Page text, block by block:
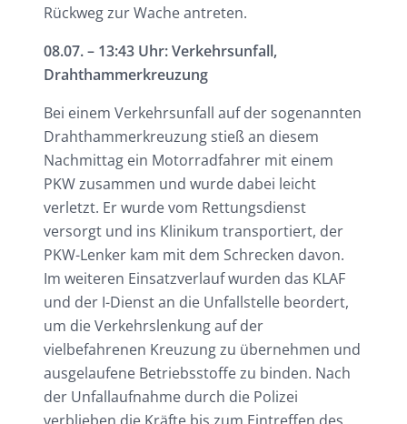
Rückweg zur Wache antreten.
08.07. – 13:43 Uhr: Verkehrsunfall,
Drahthammerkreuzung
Bei einem Verkehrsunfall auf der sogenannten
Drahthammerkreuzung stieß an diesem
Nachmittag ein Motorradfahrer mit einem
PKW zusammen und wurde dabei leicht
verletzt. Er wurde vom Rettungsdienst
versorgt und ins Klinikum transportiert, der
PKW-Lenker kam mit dem Schrecken davon.
Im weiteren Einsatzverlauf wurden das KLAF
und der I-Dienst an die Unfallstelle beordert,
um die Verkehrslenkung auf der
vielbefahrenen Kreuzung zu übernehmen und
ausgelaufene Betriebsstoffe zu binden. Nach
der Unfallaufnahme durch die Polizei